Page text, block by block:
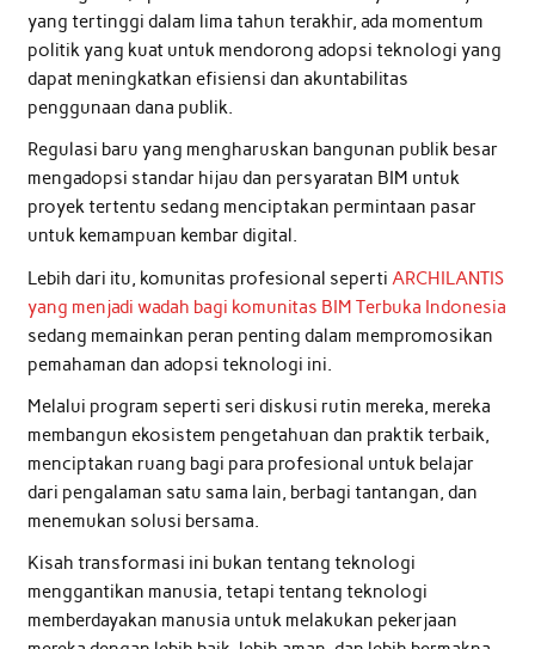
yang tertinggi dalam lima tahun terakhir, ada momentum
politik yang kuat untuk mendorong adopsi teknologi yang
dapat meningkatkan efisiensi dan akuntabilitas
penggunaan dana publik.
Regulasi baru yang mengharuskan bangunan publik besar
mengadopsi standar hijau dan persyaratan BIM untuk
proyek tertentu sedang menciptakan permintaan pasar
untuk kemampuan kembar digital.
Lebih dari itu, komunitas profesional seperti ARCHILANTIS
yang menjadi wadah bagi komunitas BIM Terbuka Indonesia
sedang memainkan peran penting dalam mempromosikan
pemahaman dan adopsi teknologi ini.
Melalui program seperti seri diskusi rutin mereka, mereka
membangun ekosistem pengetahuan dan praktik terbaik,
menciptakan ruang bagi para profesional untuk belajar
dari pengalaman satu sama lain, berbagi tantangan, dan
menemukan solusi bersama.
Kisah transformasi ini bukan tentang teknologi
menggantikan manusia, tetapi tentang teknologi
memberdayakan manusia untuk melakukan pekerjaan